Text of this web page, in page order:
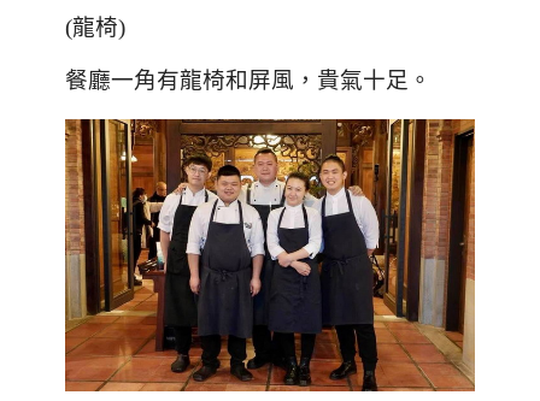
(龍椅)
餐廳一角有龍椅和屏風，貴氣十足。